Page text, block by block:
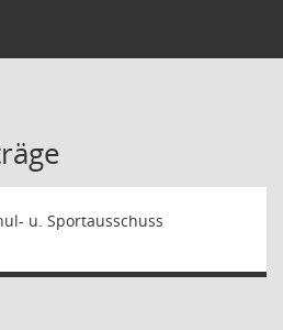
u. Sportausschuss